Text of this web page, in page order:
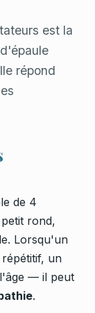
est la
répond
de 4
rond,
Lorsqu'un
un
— il peut
.